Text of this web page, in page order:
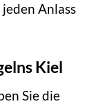
Anlass
Kiel
Sie die